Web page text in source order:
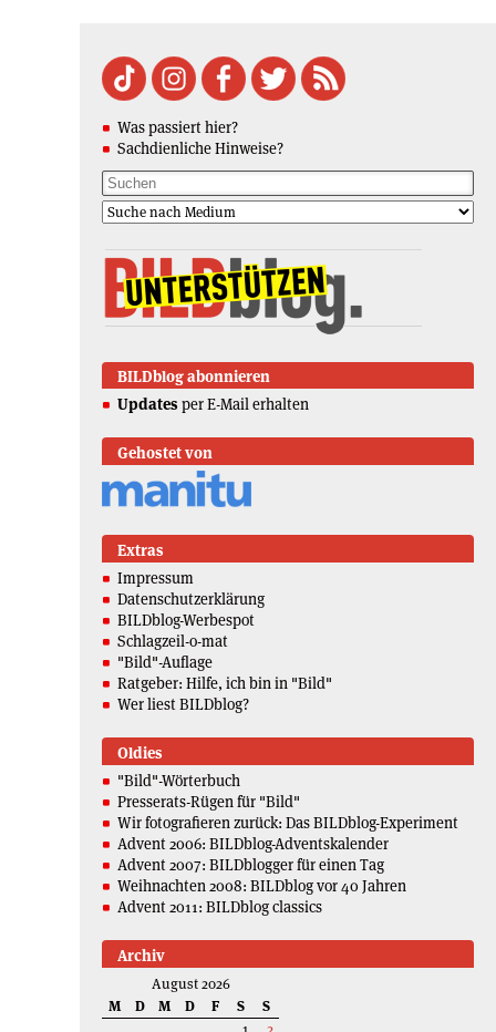
Was passiert hier?
Sachdienliche Hinweise?
BILDblog abonnieren
Updates per E-Mail erhalten
Gehostet von
Extras
Impressum
Datenschutzerklärung
BILDblog-Werbespot
Schlagzeil-o-mat
"Bild"-Auflage
Ratgeber: Hilfe, ich bin in "Bild"
Wer liest BILDblog?
Oldies
"Bild"-Wörterbuch
Presserats-Rügen für "Bild"
Wir fotografieren zurück: Das BILDblog-Experiment
Advent 2006: BILDblog-Adventskalender
Advent 2007: BILDblogger für einen Tag
Weihnachten 2008: BILDblog vor 40 Jahren
Advent 2011: BILDblog classics
Archiv
August 2026
M
D M D F S
S